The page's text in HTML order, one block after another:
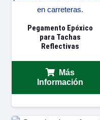
Pegamento Epóxico
para Tachas
Reflectivas
Más
Información